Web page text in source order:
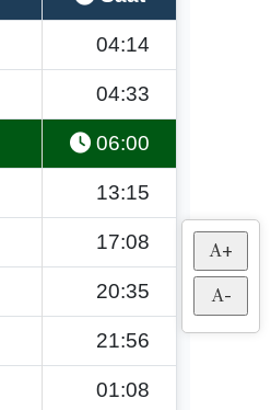
A+
A-